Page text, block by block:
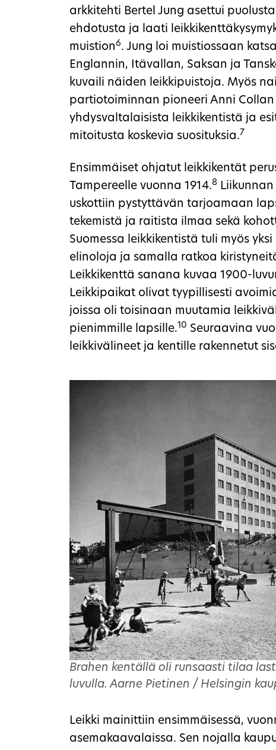
arkkitehti Bertel Jung asettui
ehdotusta ja laati
muistion6. Jung loi muistiossaan
Englannin, Itävallan, Saksan ja
kuvaili näiden leikkipuistoja. Myös
partiotoiminnan pioneeri Anni
yhdysvaltalaisista leikkikentistä ja
mitoitusta koskevia suosituksia.7
Ensimmäiset ohjatut leikkikentät
Tampereelle vuonna 1914.8
uskottiin pystyttävän tarjoamaan
tekemistä ja raitista ilmaa sekä
Suomessa leikkikentistä tuli myös
elinoloja ja samalla ratkoa
Leikkikenttä sanana kuvaa 1900-
Leikkipaikat olivat tyypillisesti
joissa oli toisinaan muutamia
pienimmille lapsille.10 Seuraavina
leikkivälineet ja kentille rakennetut
Brahen kentällä oli runsaasti tilaa
luvulla. Aarne Pietinen / Helsingin
Leikki mainittiin ensimmäisessä,
asemakaavalaissa. Sen nojalla